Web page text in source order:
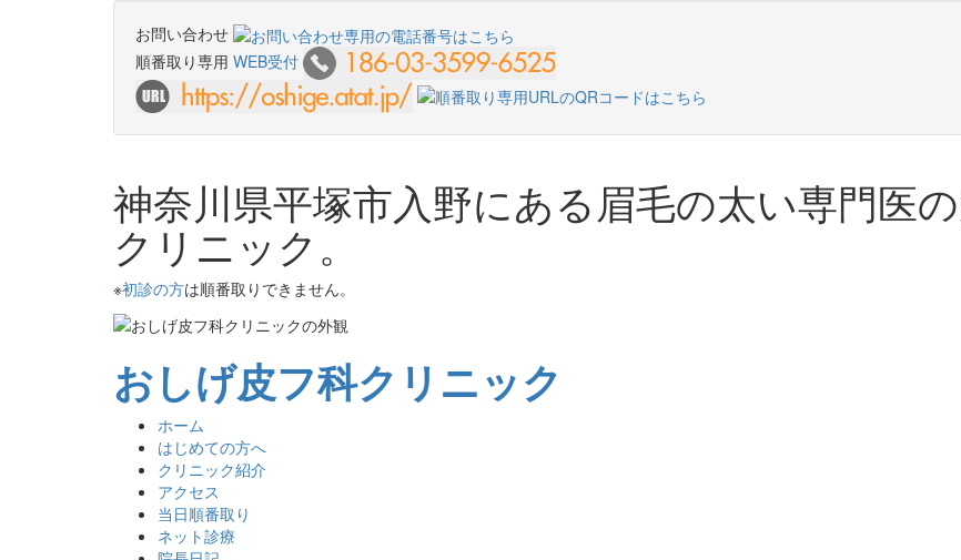
お問い合わせ
順番取り専用 WEB受付
神奈川県平塚市入野にある眉毛の太い専門医
クリニック。
※初診の方は順番取りできません。
おしげ皮フ科クリニック
ホーム
はじめての方へ
クリニック紹介
アクセス
当日順番取り
ネット診療